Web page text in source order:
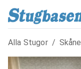
Alla Stugor / Skåne